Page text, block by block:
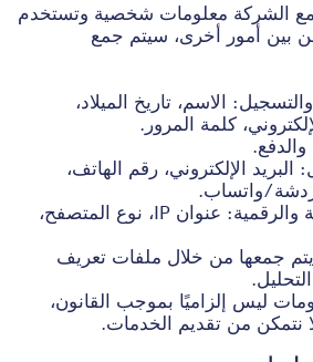
الشركة معلومات شخصية وتستخدم
بين أمور أخرى، سيتم جمع
الاسم، تاريخ الميلاد،
كلمة المرور.
الإلكتروني، رقم الهاتف،
واتساب.
المعلومات التقنية والرقمية: عنوان IP، نوع المتصفح،
يتم جمعها من خلال ملفات تعريف
ليس إلزاميًا بموجب القانون،
نتمكن من تقديم الخدمات.